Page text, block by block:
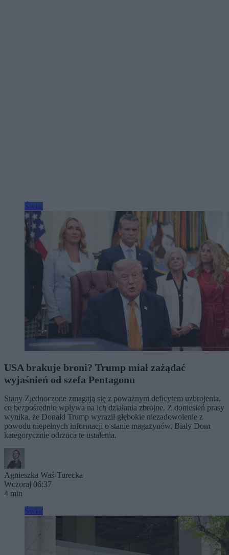
USA brakuje broni? Trump miał zażądać
wyjaśnień od szefa Pentagonu
Stany Zjednoczone zmagają się z poważnym deficytem uzbrojenia,
co bezpośrednio wpływa na ich działania zbrojne. Z doniesień prasy
wynika, że Donald Trump wyraził głębokie niezadowolenie z
powodu niepełnych informacji o stanie magazynów. Biały Dom
kategorycznie odrzuca te ustalenia.
Agnieszka Waś-Turecka
Wczoraj 06:37
4 min